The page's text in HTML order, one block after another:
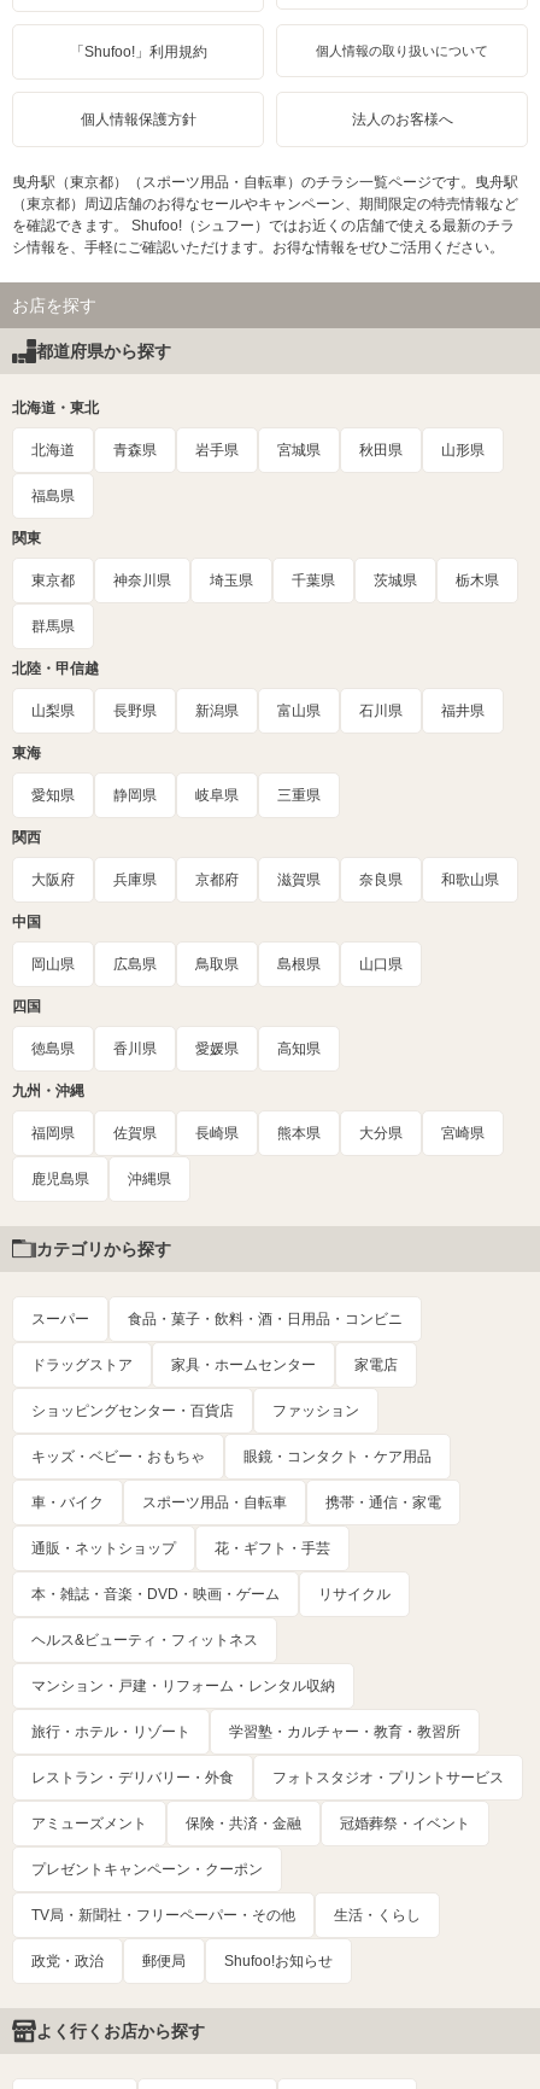
「Shufoo!」利用規約 個人情報の取り扱いについて
個人情報保護方針 法人のお客様へ
曳舟駅（東京都）（スポーツ用品・自転車）のチラシ一覧ページです。曳舟駅
（東京都）周辺店舗のお得なセールやキャンペーン、期間限定の特売情報など
を確認できます。 Shufoo!（シュフー）ではお近くの店舗で使える最新のチラ
シ情報を、手軽にご確認いただけます。お得な情報をぜひご活用ください。
お店を探す
都道府県から探す
北海道・東北
北海道 青森県 岩手県 宮城県 秋田県 山形県
福島県
関東
東京都 神奈川県 埼玉県 千葉県 茨城県 栃木県
群馬県
北陸・甲信越
山梨県 長野県 新潟県 富山県 石川県 福井県
東海
愛知県 静岡県 岐阜県 三重県
関西
大阪府 兵庫県 京都府 滋賀県 奈良県 和歌山県
中国
岡山県 広島県 鳥取県 島根県 山口県
四国
徳島県 香川県 愛媛県 高知県
九州・沖縄
福岡県 佐賀県 長崎県 熊本県 大分県 宮崎県
鹿児島県 沖縄県
カテゴリから探す
スーパー 食品・菓子・飲料・酒・日用品・コンビニ
ドラッグストア 家具・ホームセンター 家電店
ショッピングセンター・百貨店 ファッション
キッズ・ベビー・おもちゃ 眼鏡・コンタクト・ケア用品
車・バイク スポーツ用品・自転車 携帯・通信・家電
通販・ネットショップ 花・ギフト・手芸
本・雑誌・音楽・DVD・映画・ゲーム リサイクル
ヘルス&ビューティ・フィットネス
マンション・戸建・リフォーム・レンタル収納
旅行・ホテル・リゾート 学習塾・カルチャー・教育・教習所
レストラン・デリバリー・外食 フォトスタジオ・プリントサービス
アミューズメント 保険・共済・金融 冠婚葬祭・イベント
プレゼントキャンペーン・クーポン
TV局・新聞社・フリーペーパー・その他 生活・くらし
政党・政治 郵便局 Shufoo!お知らせ
よく行くお店から探す